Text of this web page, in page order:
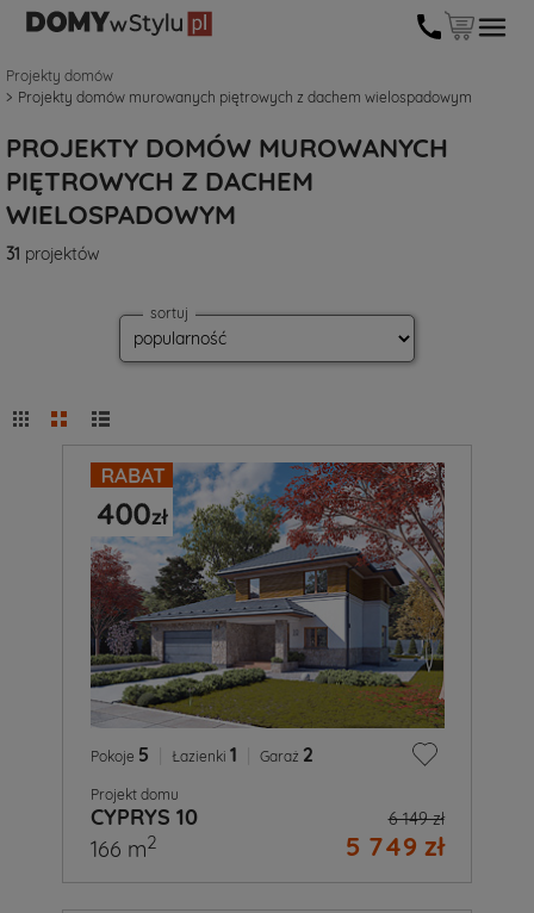
Projekty domów
Projekty domów murowanych piętrowych z dachem wielospadowym
PROJEKTY DOMÓW MUROWANYCH
PIĘTROWYCH Z DACHEM
WIELOSPADOWYM
31 projektów
sortuj
Pokoje 5 Łazienki 1 Garaż 2
Projekt domu
CYPRYS 10 6 149 zł
5 749 zł
166 m2